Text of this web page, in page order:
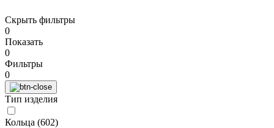
Скрыть фильтры
0
Показать
0
Фильтры
0
Тип изделия
Кольца (602)